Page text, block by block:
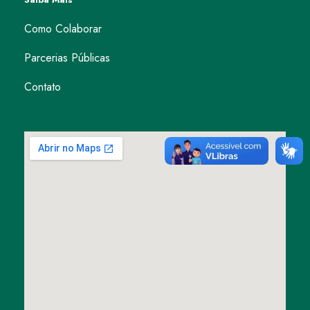
Como Colaborar
Parcerias Públicas
Contato